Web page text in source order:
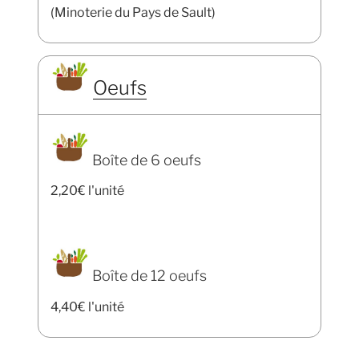
(Minoterie du Pays de Sault)
Oeufs
Boîte de 6 oeufs
2,20€ l'unité
Boîte de 12 oeufs
4,40€ l'unité